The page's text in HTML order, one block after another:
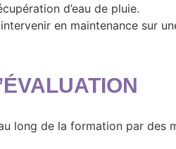
d’eau de pluie.
en maintenance sur
long de la formation par des